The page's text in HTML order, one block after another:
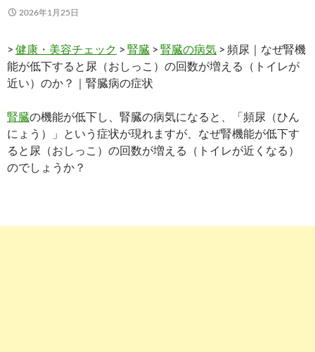
2026年1月25日
> 健康・美容チェック > 腎臓 > 腎臓の病気 > 頻尿｜なぜ腎機
能が低下すると尿（おしっこ）の回数が増える（トイレが
近い）のか？｜腎臓病の症状
腎臓の機能が低下し、腎臓の病気になると、「頻尿（ひん
にょう）」という症状が現れますが、なぜ腎機能が低下す
ると尿（おしっこ）の回数が増える（トイレが近くなる）
のでしょうか？